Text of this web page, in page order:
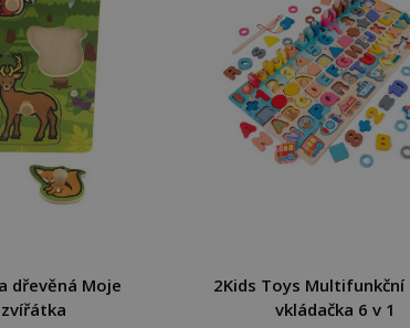
dřevěná Moje
2Kids Toys Multifunkční
vkládačka 6 v 1